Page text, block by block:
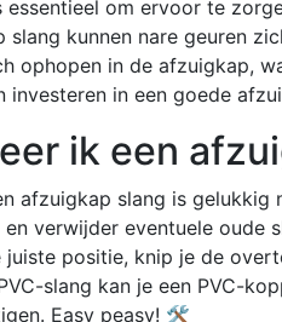
essentieel om ervoor te
slang kunnen nare geuren
ophopen in de afzuigkap,
investeren in een goede
ik een
afzuigkap slang is
verwijder eventuele oude
juiste positie, knip je de
slang kan je een PVC-
Easy peasy! 🛠️